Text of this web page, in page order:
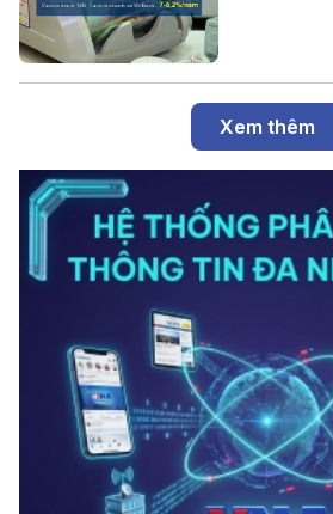
Xem thêm